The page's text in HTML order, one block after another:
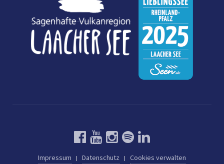
Impressum Datenschutz Cookies verwalten